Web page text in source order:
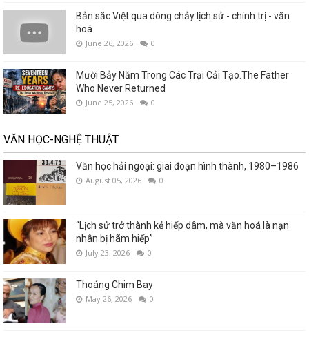
Bản sắc Việt qua dòng chảy lịch sử - chính trị - văn
hoá
June 26, 2026 0
Mười Bảy Năm Trong Các Trại Cải Tạo.The Father
Who Never Returned
June 25, 2026 0
VĂN HỌC-NGHỆ THUẬT
Văn học hải ngoại: giai đoạn hình thành, 1980–1986
August 05, 2026 0
“Lịch sử trở thành kẻ hiếp dâm, mà văn hoá là nạn
nhân bị hãm hiếp”
July 23, 2026 0
Thoáng Chim Bay
May 26, 2026 0